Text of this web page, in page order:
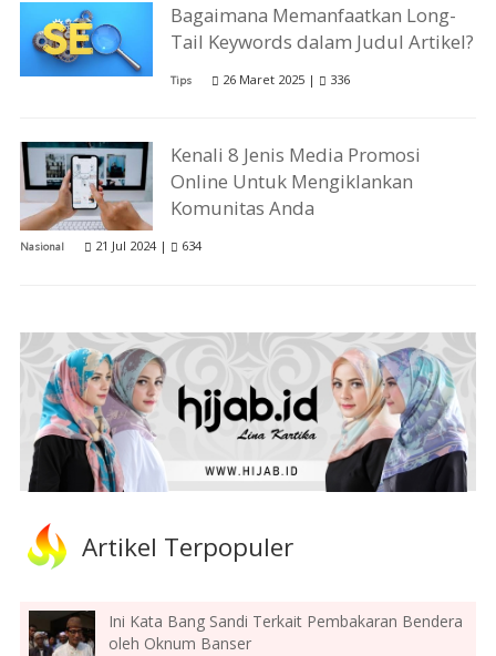
Bagaimana Memanfaatkan Long-
Tail Keywords dalam Judul Artikel?
Tips 26 Maret 2025 | 336
Kenali 8 Jenis Media Promosi
Online Untuk Mengiklankan
Komunitas Anda
Nasional 21 Jul 2024 | 634
Artikel Terpopuler
Ini Kata Bang Sandi Terkait Pembakaran Bendera
oleh Oknum Banser